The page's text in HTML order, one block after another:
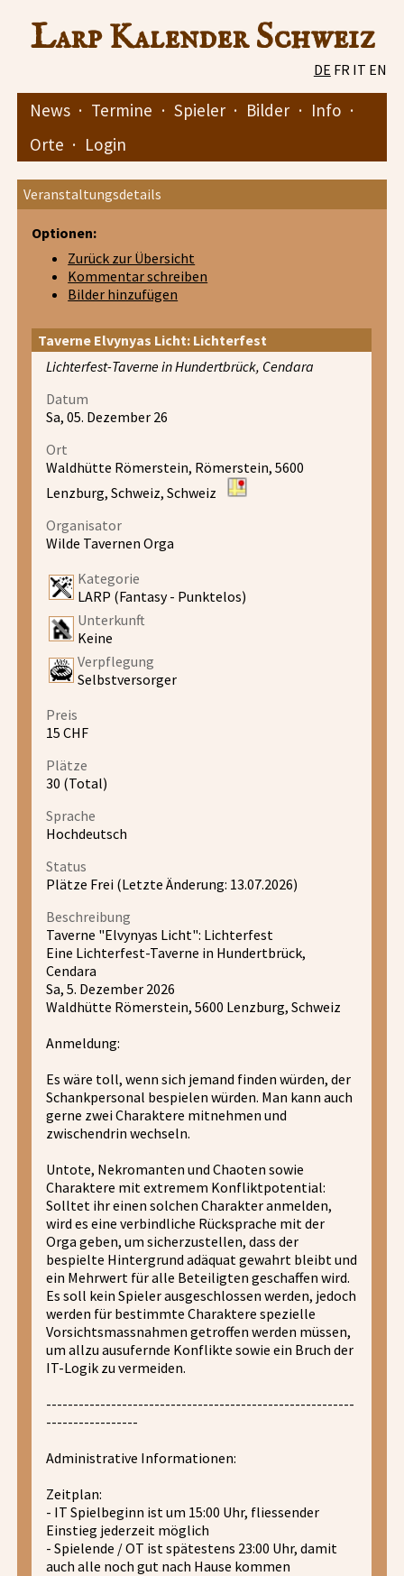
Larp Kalender Schweiz
DE FR IT EN
News · Termine · Spieler · Bilder · Info ·
Orte · Login
Veranstaltungsdetails
Optionen:
Zurück zur Übersicht
Kommentar schreiben
Bilder hinzufügen
Taverne Elvynyas Licht: Lichterfest
Lichterfest-Taverne in Hundertbrück, Cendara
Datum
Sa, 05. Dezember 26
Ort
Waldhütte Römerstein, Römerstein, 5600
Lenzburg, Schweiz, Schweiz
Organisator
Wilde Tavernen Orga
Kategorie
LARP (Fantasy - Punktelos)
Unterkunft
Keine
Verpflegung
Selbstversorger
Preis
15 CHF
Plätze
30 (Total)
Sprache
Hochdeutsch
Status
Plätze Frei (Letzte Änderung: 13.07.2026)
Beschreibung
Taverne "Elvynyas Licht": Lichterfest
Eine Lichterfest-Taverne in Hundertbrück,
Cendara
Sa, 5. Dezember 2026
Waldhütte Römerstein, 5600 Lenzburg, Schweiz
Anmeldung:
Es wäre toll, wenn sich jemand finden würden, der
Schankpersonal bespielen würden. Man kann auch
gerne zwei Charaktere mitnehmen und
zwischendrin wechseln.
Untote, Nekromanten und Chaoten sowie
Charaktere mit extremem Konfliktpotential:
Solltet ihr einen solchen Charakter anmelden,
wird es eine verbindliche Rücksprache mit der
Orga geben, um sicherzustellen, dass der
bespielte Hintergrund adäquat gewahrt bleibt und
ein Mehrwert für alle Beteiligten geschaffen wird.
Es soll kein Spieler ausgeschlossen werden, jedoch
werden für bestimmte Charaktere spezielle
Vorsichtsmassnahmen getroffen werden müssen,
um allzu ausufernde Konflikte sowie ein Bruch der
IT-Logik zu vermeiden.
---------------------------------------------------------
-----------------
Administrative Informationen:
Zeitplan:
- IT Spielbeginn ist um 15:00 Uhr, fliessender
Einstieg jederzeit möglich
- Spielende / OT ist spätestens 23:00 Uhr, damit
auch alle noch gut nach Hause kommen